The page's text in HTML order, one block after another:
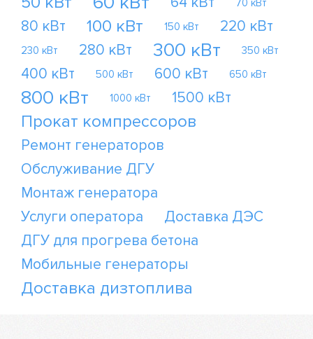
70 кВт
80 кВт 100 кВт 150 кВт 220 кВт
230 кВт 280 кВт 300 кВт 350 кВт
400 кВт 500 кВт 600 кВт 650 кВт
800 кВт 1000 кВт 1500 кВт
Прокат компрессоров
Ремонт генераторов
Обслуживание ДГУ
Монтаж генератора
Услуги оператора
Доставка ДЭС
ДГУ для прогрева бетона
Мобильные генераторы
Доставка дизтоплива